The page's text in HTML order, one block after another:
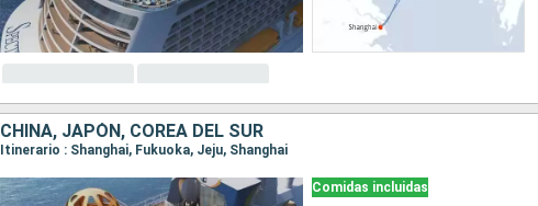
CHINA, JAPÓN, COREA DEL SUR
Itinerario : Shanghai, Fukuoka, Jeju, Shanghai
Comidas incluidas